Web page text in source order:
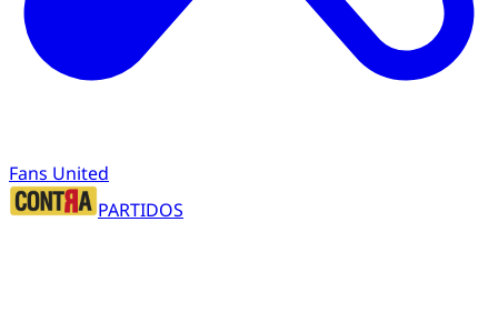
Fans United
PARTIDOS